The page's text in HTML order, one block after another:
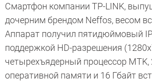
Смартфон компании TP-LINK,
дочерним брендом Neffos, весом
Аппарат получил пятидюймовый
поддержкой HD-разрешения
четырехъядерный процессор MTK,
оперативной памяти и 16 Гбайт